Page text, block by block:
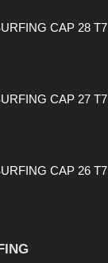
CAP 28 T7
CAP 27 T7
CAP 26 T7